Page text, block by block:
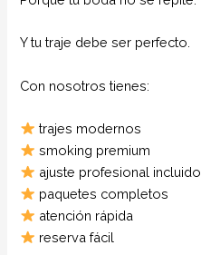
Y tu traje debe ser perfecto.
Con nosotros tienes:
trajes modernos
smoking premium
ajuste profesional incluido
paquetes completos
atención rápida
reserva fácil